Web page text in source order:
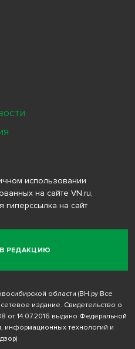
РЕДАКЦИЮ
использовании
на сайте VN.ru,
гиперссылка на сайт
области (ВН.ру Все
издание. Свидетельство о
14.07.2016 выдано Федеральной
информационных технологий и